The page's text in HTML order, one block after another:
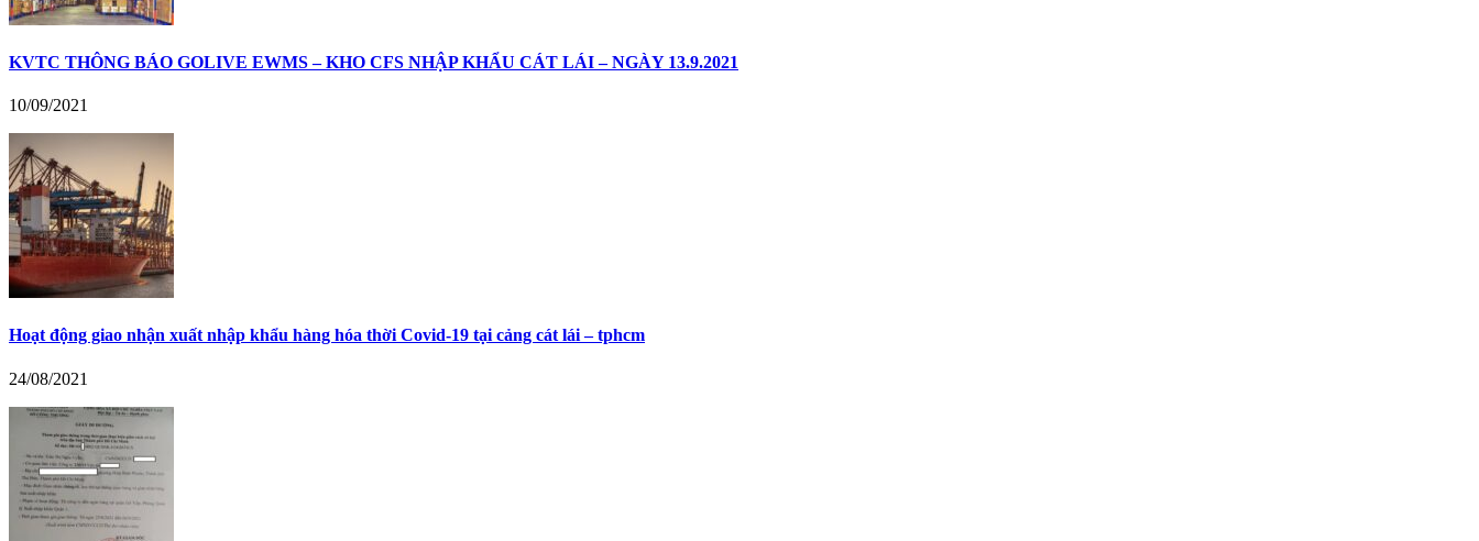
KVTC THÔNG BÁO GOLIVE EWMS – KHO CFS NHẬP KHẨU CÁT LÁI – NGÀY 13.9.2021
10/09/2021
Hoạt động giao nhận xuất nhập khẩu hàng hóa thời Covid-19 tại cảng cát lái – tphcm
24/08/2021